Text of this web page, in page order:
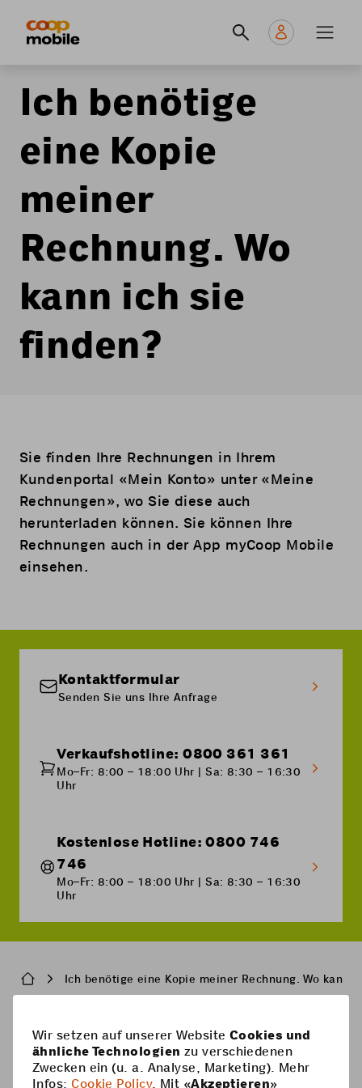
principale
Ich benötige
eine Kopie
meiner
Rechnung. Wo
kann ich sie
finden?
Sie finden Ihre Rechnungen in Ihrem
Kundenportal «Mein Konto» unter «Meine
Rechnungen», wo Sie diese auch
herunterladen können. Sie können Ihre
Rechnungen auch in der App myCoop Mobile
einsehen.
Kontaktformular
Senden Sie uns Ihre Anfrage
Verkaufshotline: 0800 361 361
Mo–Fr: 8:00 – 18:00 Uhr | Sa: 8:30 – 16:30
Uhr
Kostenlose Hotline: 0800 746
746
Mo–Fr: 8:00 – 18:00 Uhr | Sa: 8:30 – 16:30
Uhr
BreadcrumbIch benötige eine Kopie meiner Rechnung. Wo kann
Pied
de
page
Handy-Abos
Handy-Abos
Hilfe
Wir setzen auf unserer Website Cookies und
ähnliche Technologien zu verschiedenen
Zwecken ein (u. a. Analyse, Marketing). Mehr
Infos:Cookie Policy. Mit «Akzeptieren»